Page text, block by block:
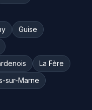
Guise
La Fère
sur-Marne